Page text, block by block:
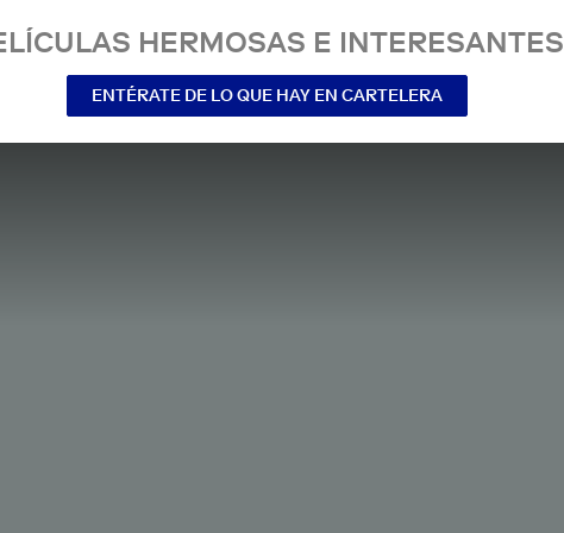
HERMOSAS E INTERESANTES
ENTÉRATE DE LO QUE HAY EN CARTELERA